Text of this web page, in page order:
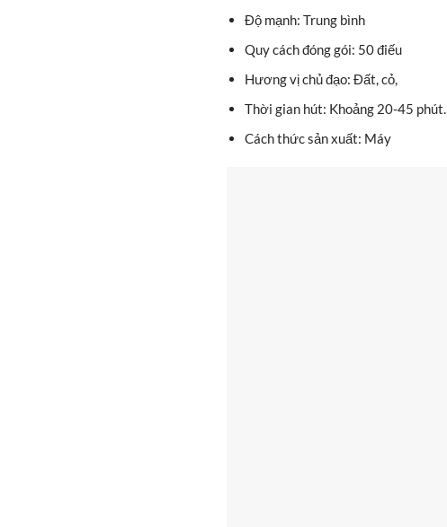
Độ mạnh: Trung bình
Quy cách đóng gói: 50 điếu
Hương vị chủ đạo: Đất, cỏ,
Thời gian hút: Khoảng 20-45 phút.
Cách thức sản xuất: Máy